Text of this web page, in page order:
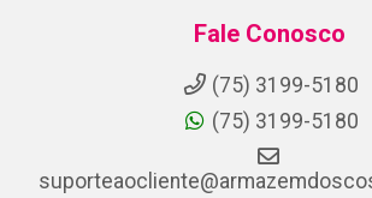
Fale Conosco
(75) 3199-5180
(75) 3199-5180